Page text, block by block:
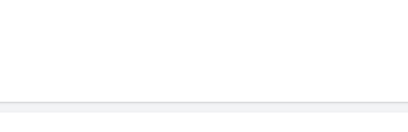
Vecka 2 165.44 - 165.75 lbs